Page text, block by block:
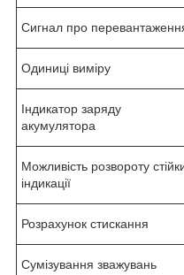
Сигнал про
Одиниці виміру
Індикатор заряду
акумулятора
Можливість розвороту
індикації
Розрахунок стискання
Сумізування зважувань